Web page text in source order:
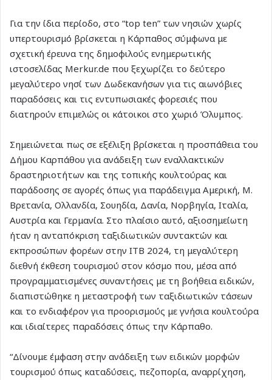
Για την ίδια περίοδο, στο “top ten” των νησιών χωρίς
υπερτουρισμό βρίσκεται η Κάρπαθος σύμφωνα με
σχετική έρευνα της δημοφιλούς ενημερωτικής
ιστοσελίδας Merkur.de που ξεχωρίζει το δεύτερο
μεγαλύτερο νησί των Δωδεκανήσων για τις αιωνόβιες
παραδόσεις και τις εντυπωσιακές φορεσιές που
διατηρούν επιμελώς οι κάτοικοι στο χωριό Όλυμπος.
Σημειώνεται πως σε εξέλιξη βρίσκεται η προσπάθεια του
Δήμου Καρπάθου για ανάδειξη των εναλλακτικών
δραστηριοτήτων και της τοπικής κουλτούρας και
παράδοσης σε αγορές όπως για παράδειγμα Αμερική, Μ.
Βρετανία, Ολλανδία, Σουηδία, Δανία, Νορβηγία, Ιταλία,
Αυστρία και Γερμανία. Στο πλαίσιο αυτό, αξιοσημείωτη
ήταν η ανταπόκριση ταξιδιωτικών συντακτών και
εκπροσώπων φορέων στην ITB 2024, τη μεγαλύτερη
διεθνή έκθεση τουρισμού στον κόσμο που, μέσα από
προγραμματισμένες συναντήσεις με τη βοήθεια ειδικών,
διαπιστώθηκε η μεταστροφή των ταξιδιωτικών τάσεων
και το ενδιαφέρον για προορισμούς με γνήσια κουλτούρα
και ιδιαίτερες παραδόσεις όπως την Κάρπαθο.
“Δίνουμε έμφαση στην ανάδειξη των ειδικών μορφών
τουρισμού όπως καταδύσεις, πεζοπορία, αναρρίχηση,